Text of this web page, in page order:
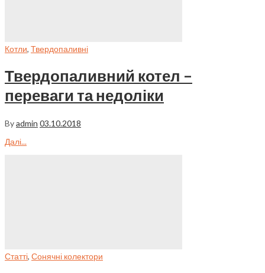
Котли, Твердопаливні
Твердопаливний котел –
переваги та недоліки
Byadmin 03.10.2018
Далі...
Статті, Сонячні колектори